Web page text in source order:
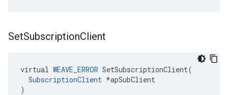
SetSubscriptionClient
virtual WEAVE_ERROR SetSubscriptionClient(
SubscriptionClient *apSubClient
)